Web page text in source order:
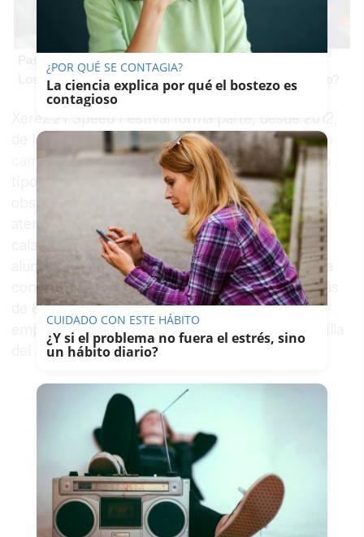
Pasaportes que abren puertas
Los pasaportes más poderosos del mundo, ¿está el tuyo?
Xerez 21 Speed Festival forma parte, desde 2012,
de la empresa municipal Comujesa, que ese año
cambió su objeto socialpara poder prestar todo
tipo de servicios para el Ayuntamiento. No
obstante, ahora aglutina el transporte urbano, la
atención telefónica municipal 010, las obras de
calas, la ayuda a domicilio, el mantenimiento de
alumbrado público y la actuación socioeducativa
con la infancia y la adolescencia, que suman más
de 600 trabajadores de los más de 1.400
empleados municipales que componen la plantilla
del Ayuntamiento.
¿POR QUÉ SE CONTAGIA?
La ciencia explica por qué el bostezo es
contagioso
CUIDADO CON ESTE HÁBITO
¿Y si el problema no fuera el estrés, sino
un hábito diario?